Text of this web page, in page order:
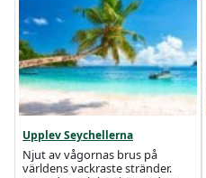
Upplev Seychellerna
Njut av vågornas brus på
världens vackraste stränder.